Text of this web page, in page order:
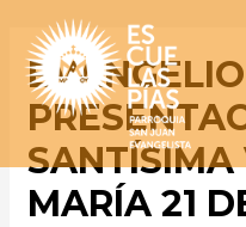
content
SANTÍSIMA
MARÍA 21
Post
navigation